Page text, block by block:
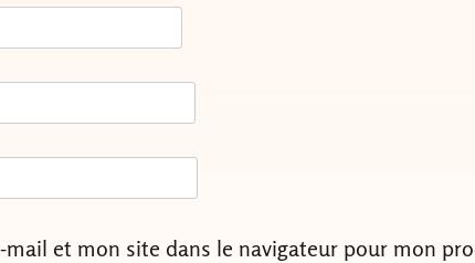
et mon site dans le navigateur pour mon